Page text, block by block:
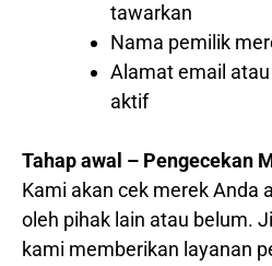
tawarkan
Nama pemilik
Alamat email
aktif
Tahap awal – Pengecekan
Kami akan cek merek Anda
oleh pihak lain atau belum.
kami memberikan layanan